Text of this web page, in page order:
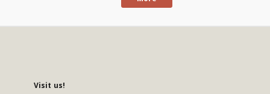
Visit us!